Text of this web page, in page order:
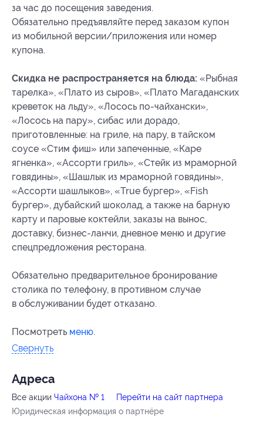
за час до посещения заведения.
Обязательно предъявляйте перед заказом купон
из мобильной версии/приложения или номер
купона.
Скидка не распространяется на блюда: «Рыбная
тарелка», «Плато из сыров», «Плато Магаданских
креветок на льду», «Лосось по-чайхански»,
«Лосось на пару», сибас или дорадо,
приготовленные: на гриле, на пару, в тайском
соусе «Стим фиш» или запеченные, «Каре
ягненка», «Ассорти гриль», «Стейк из мраморной
говядины», «Шашлык из мраморной говядины»,
«Ассорти шашлыков», «True бургер», «Fish
бургер», дубайский шоколад, а также на барную
карту и паровые коктейли, заказы на вынос,
доставку, бизнес-ланчи, дневное меню и другие
спецпредложения ресторана.
Обязательно предварительное бронирование
столика по телефону, в противном случае
в обслуживании будет отказано.
Посмотреть меню.
Свернуть
Адресa
Все акции Чайхона № 1
Перейти на сайт партнера
Юридическая информация о партнёре